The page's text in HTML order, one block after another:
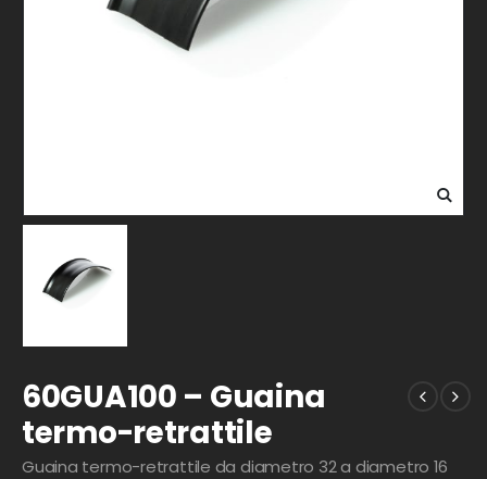
60GUA100 – Guaina
termo-retrattile
Guaina termo-retrattile da diametro 32 a diametro 16